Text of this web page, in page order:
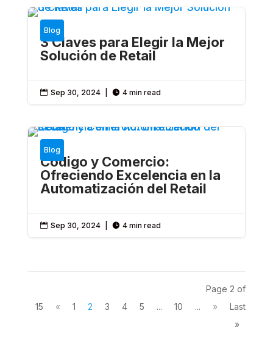
Blog
3 Claves para Elegir la Mejor
Solución de Retail
 Sep 30, 2024  4 min read
Blog
Código y Comercio:
Ofreciendo Excelencia en la
Automatización del Retail
 Sep 30, 2024  4 min read
Page 2 of
15
« 1 2 3 4 5 ... 10 ... »
Last
»